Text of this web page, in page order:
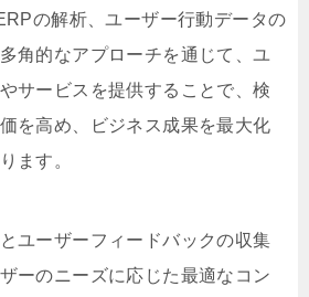
の解析、ユーザー行動データの
角的なアプローチを通じて、ユ
サービスを提供することで、検
を高め、ビジネス成果を最大化
ます。
ユーザーフィードバックの収集
ーのニーズに応じた最適なコン